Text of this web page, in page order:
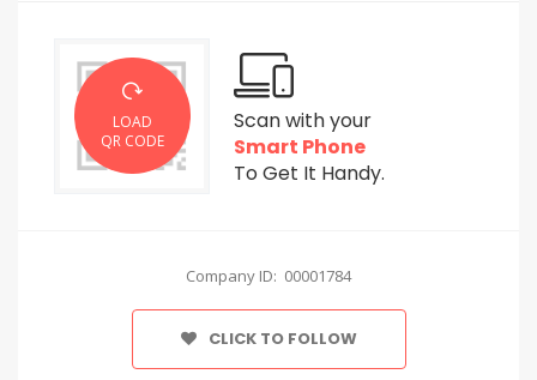
LOAD
QR CODE
Scan with your
Smart Phone
To Get It Handy.
Company ID: 00001784
CLICK TO FOLLOW